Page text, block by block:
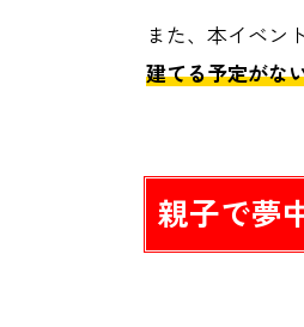
また、本イベン
建てる予定がな
親子で夢